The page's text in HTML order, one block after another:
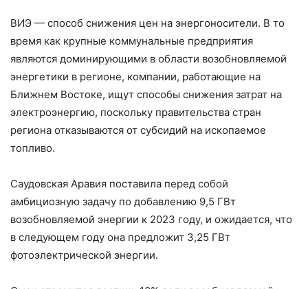
ВИЭ — способ снижения цен на энергоносители. В то
время как крупные коммунальные предприятия
являются доминирующими в области возобновляемой
энергетики в регионе, компании, работающие на
Ближнем Востоке, ищут способы снижения затрат на
электроэнергию, поскольку правительства стран
региона отказываются от субсидий на ископаемое
топливо.
Саудовская Аравия поставила перед собой
амбициозную задачу по добавлению 9,5 ГВт
возобновляемой энергии к 2023 году, и ожидается, что
в следующем году она предложит 3,25 ГВт
фотоэлектрической энергии.